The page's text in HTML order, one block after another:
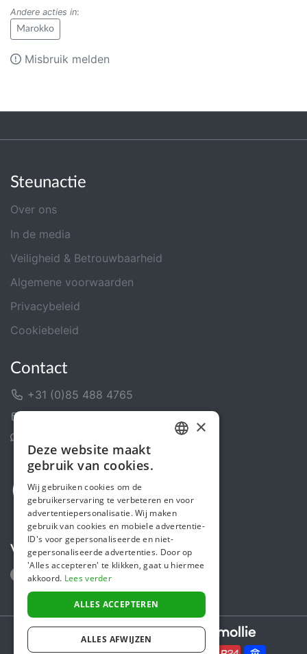
Andere acties in:
Marokko
Misbruik melden
Steunactie
Over ons
In de media
Veiligheid & Betrouwbaarheid
Algemene voorwaarden
Privacybeleid
Cookiebeleid
Contact
+31 (0)85 488 4765
Volg ons
Secure payments powered by
ENGLISH
×
Deze website maakt
gebruik van cookies.
Wij gebruiken cookies om de
gebruikerservaring te verbeteren en voor
advertentiepersonalisatie. Wij maken
gebruik van cookies en mobiele advertentie-
ID's voor gepersonaliseerde en niet-
gepersonaliseerde advertenties. Door op
'Alles accepteren' te klikken, gaat u hiermee
akkoord. Lees verder
ALLES ACCEPTEREN
ALLES AFWIJZEN